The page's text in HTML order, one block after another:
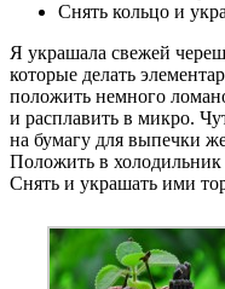
Снять кольцо и
Я украшала свежей
которые делать
положить немного
и расплавить в микро.
на бумагу для выпечки
Положить в холодильник
Снять и украшать ими